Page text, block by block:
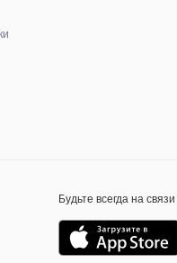
Будьте всегда на